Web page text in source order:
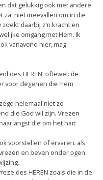
dat gelukkig ook met andere
zal niet meevallen om in die
daarbij z’n kracht en
omgang met Hem. Ik
vanavond hier, mag
des HEREN, oftewel: de
voor degenen die Hem
helemaal niet zo
die God wil zijn. Vrezen
angst die om het hart
voorstellen of ervaren: als
en beven onder ogen
des HEREN zoals die in de